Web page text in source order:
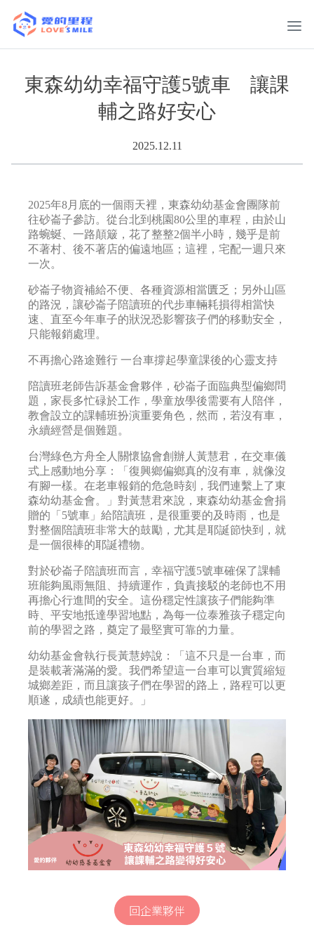
東森幼幼幸福守護5號車 讓課
輔之路好安心
2025.12.11
2025年8月底的一個雨天裡，東森幼幼基金會團隊前
往砂崙子參訪。從台北到桃園80公里的車程，由於山
路蜿蜒、一路顛簸，花了整整2個半小時，幾乎是前
不著村、後不著店的偏遠地區；這裡，宅配一週只來
一次。
砂崙子物資補給不便、各種資源相當匱乏；另外山區
的路況，讓砂崙子陪讀班的代步車輛耗損得相當快
速、直至今年車子的狀況恐影響孩子們的移動安全，
只能報銷處理。
不再擔心路途難行 一台車撐起學童課後的心靈支持
陪讀班老師告訴基金會夥伴，砂崙子面臨典型偏鄉問
題，家長多忙碌於工作，學童放學後需要有人陪伴，
教會設立的課輔班扮演重要角色，然而，若沒有車，
永續經營是個難題。
台灣綠色方舟全人關懷協會創辦人黃慧君，在交車儀
式上感動地分享：「復興鄉偏鄉真的沒有車，就像沒
有腳一樣。在老車報銷的危急時刻，我們連繫上了東
森幼幼基金會。」對黃慧君來說，東森幼幼基金會捐
贈的「5號車」給陪讀班，是很重要的及時雨，也是
對整個陪讀班非常大的鼓勵，尤其是耶誕節快到，就
是一個很棒的耶誕禮物。
對於砂崙子陪讀班而言，幸福守護5號車確保了課輔
班能夠風雨無阻、持續運作，負責接駁的老師也不用
再擔心行進間的安全。這份穩定性讓孩子們能夠準
時、平安地抵達學習地點，為每一位泰雅孩子穩定向
前的學習之路，奠定了最堅實可靠的力量。
幼幼基金會執行長黃慧婷說：「這不只是一台車，而
是裝載著滿滿的愛。我們希望這一台車可以實質縮短
城鄉差距，而且讓孩子們在學習的路上，路程可以更
順遂，成績也能更好。」
回企業夥伴